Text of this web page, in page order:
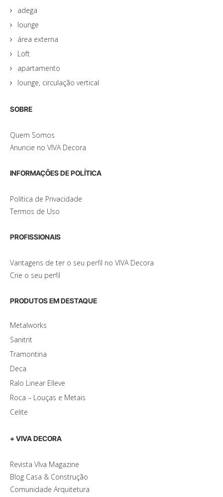
adega
lounge
área externa
Loft
apartamento
lounge, circulação vertical
SOBRE
Quem Somos
Anuncie no VIVA Decora
INFORMAÇÕES DE POLÍTICA
Política de Privacidade
Termos de Uso
PROFISSIONAIS
Vantagens de ter o seu perfil no VIVA Decora
Crie o seu perfil
PRODUTOS EM DESTAQUE
Metalworks
Sanitrit
Tramontina
Deca
Ralo Linear Elleve
Roca – Louças e Metais
Celite
+ VIVA DECORA
Revista VIva Magazine
Blog Casa & Construção
Comunidade Arquitetura